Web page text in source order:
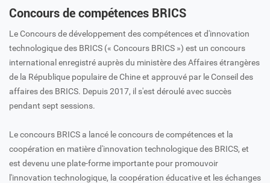
Concours de compétences BRICS
Le Concours de développement des compétences et d'innovation
technologique des BRICS (« Concours BRICS ») est un concours
international enregistré auprès du ministère des Affaires étrangères
de la République populaire de Chine et approuvé par le Conseil des
affaires des BRICS. Depuis 2017, il s'est déroulé avec succès
pendant sept sessions.
Le concours BRICS a lancé le concours de compétences et la
coopération en matière d'innovation technologique des BRICS, et
est devenu une plate-forme importante pour promouvoir
l'innovation technologique, la coopération éducative et les échanges